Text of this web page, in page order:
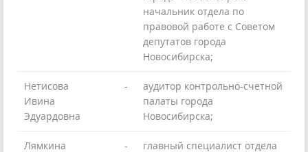
начальник отдела по
правовой работе с Советом
депутатов города
Новосибирска;
Нетисова
Ивина
Эдуардовна
-
аудитор контрольно-счетной
палаты города
Новосибирска;
Лямкина - главный специалист отдела